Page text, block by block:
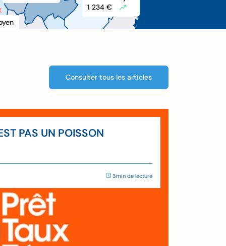
1 234 €
Consulter tous les articles
PAS UN POISSON
3min de lecture